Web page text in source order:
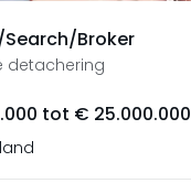
Broker
detachering
tot € 25.000.000